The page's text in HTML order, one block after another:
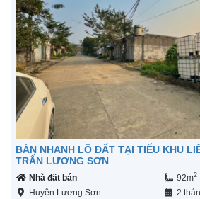
BÁN NHANH LÔ ĐẤT TẠI TIỂU KHU
TRẤN LƯƠNG SƠN
Nhà đất bán 92m2
Huyện Lương Sơn 2